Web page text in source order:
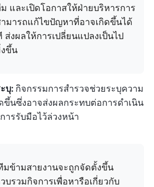
และเปิดโอกาสให้ฝ่ายบริหารการ
มารถแก้ไขปัญหาที่อาจเกิดขึ้นได้
ส่งผลให้การเปลี่ยนแปลงเป็นไป
ขึ้น
บุ: กิจกรรมการสำรวจช่วยระบุความ
ขึ้นซึ่งอาจส่งผลกระทบต่อการดำเนิน
ารรับมือไว้ล่วงหน้า
มข้ามสายงานจะถูกจัดตั้งขึ้น
บรวมกิจการเพื่อหารือเกี่ยวกับ